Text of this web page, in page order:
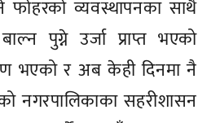
फोहरको व्यवस्थापनका साथै
पुग्ने उर्जा प्राप्त भएको
भएको र अब केही दिनमा नै
नगरपालिकाका सहरीशासन